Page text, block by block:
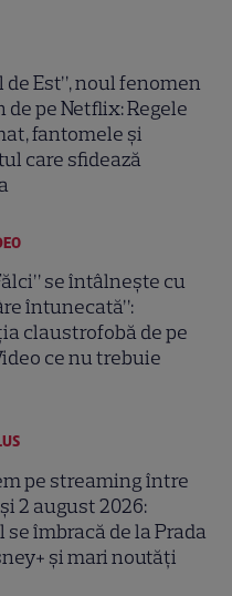
de Est”, noul fenomen
de pe Netflix: Regele
fantomele și
care sfidează
se întâlnește cu
întunecată”:
claustrofobă de pe
ce nu trebuie
pe streaming între
2 august 2026:
se îmbracă de la Prada
și mari noutăți